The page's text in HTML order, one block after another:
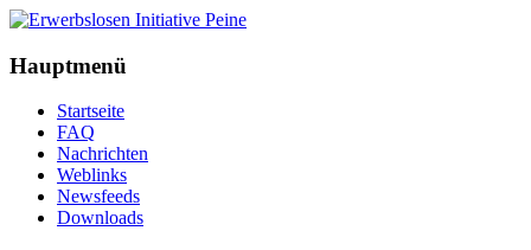
Hauptmenü
Startseite
FAQ
Nachrichten
Weblinks
Newsfeeds
Downloads